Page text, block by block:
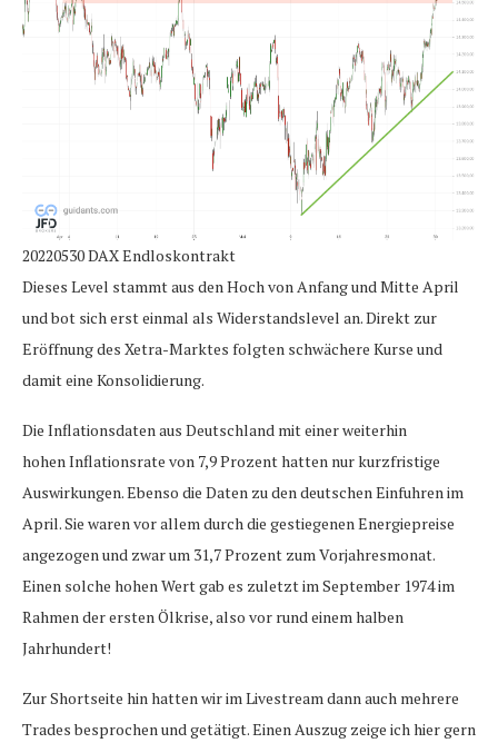
20220530 DAX Endloskontrakt
Dieses Level stammt aus den Hoch von Anfang und Mitte April
und bot sich erst einmal als Widerstandslevel an. Direkt zur
Eröffnung des Xetra-Marktes folgten schwächere Kurse und
damit eine Konsolidierung.
Die Inflationsdaten aus Deutschland mit einer weiterhin
hohen Inflationsrate von 7,9 Prozent hatten nur kurzfristige
Auswirkungen. Ebenso die Daten zu den deutschen Einfuhren im
April. Sie waren vor allem durch die gestiegenen Energiepreise
angezogen und zwar um 31,7 Prozent zum Vorjahresmonat.
Einen solche hohen Wert gab es zuletzt im September 1974 im
Rahmen der ersten Ölkrise, also vor rund einem halben
Jahrhundert!
Zur Shortseite hin hatten wir im Livestream dann auch mehrere
Trades besprochen und getätigt. Einen Auszug zeige ich hier gern